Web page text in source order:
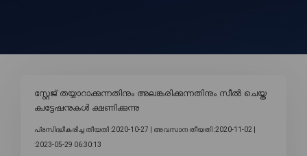
സ്റ്റേജ് തയ്യാറാക്കുന്നതിനും അലങ്കരിക്കുന്നതിനും സീൽ ചെയ്ത
ക്വട്ടേഷനുകൾ ക്ഷണിക്കുന്നു
പ്രസിദ്ധീകരിച്ച തീയതി :2020-10-27 | അവസാന തീയതി :2020-11-02 |
:2023-05-29 06:30:13